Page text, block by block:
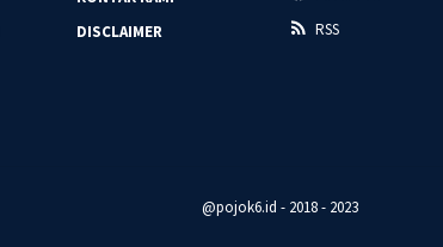
DISCLAIMER
RSS
@pojok6.id - 2018 - 2023